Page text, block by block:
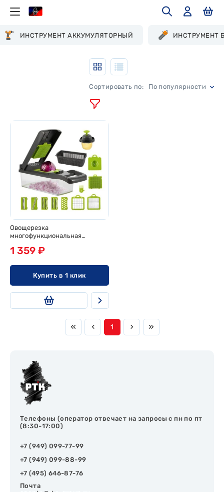
ИНСТРУМЕНТ АККУМУЛЯТОРНЫЙ ИНСТРУМЕНТ
По популярности
Овощерезка
многофункциональная
контейнером)
1 359 ₽
Купить в 1 клик
1
Телефоны (оператор отвечает на запросы с пн по пт
(8:30-17:00)
+7 (949) 099-77-99
+7 (949) 099-88-99
+7 (495) 646-87-76
Почта